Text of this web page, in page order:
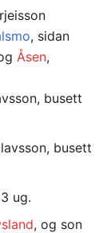
, sidan
Åsen,
busett
busett
ug.
, og son